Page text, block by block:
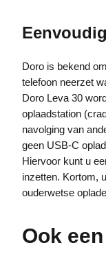
Doro is bekend
telefoon neerzet
Doro Leva 30
oplaadstation
navolging van
geen USB-C
Hiervoor kunt u
inzetten. Kortom,
ouderwetse
Ook